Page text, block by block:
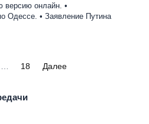
версию онлайн. •
Одессе. • Заявление Путина
18 Далее